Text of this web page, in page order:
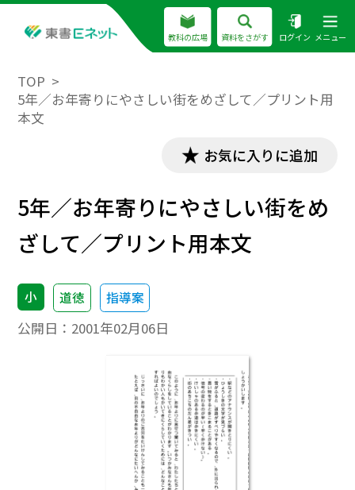
教科の広場 資料をさがす ログイン メニュー
TOP
5年／お年寄りにやさしい街をめざして／プリント用
本文
お気に入りに追加
5年／お年寄りにやさしい街をめ
ざして／プリント用本文
小 道徳 指導案
公開日： 2001年02月06日